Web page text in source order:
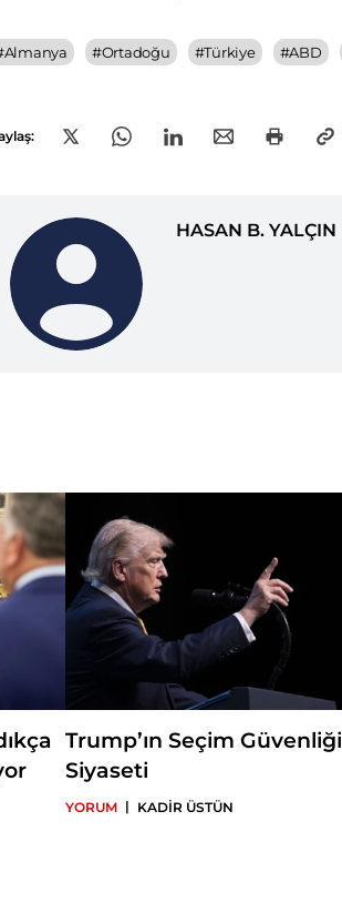
Almanya #Ortadoğu #Türkiye #ABD
HASAN B. YALÇIN
Trump’ın Seçim Güvenliği
Siyaseti
YORUM | KADİR ÜSTÜN